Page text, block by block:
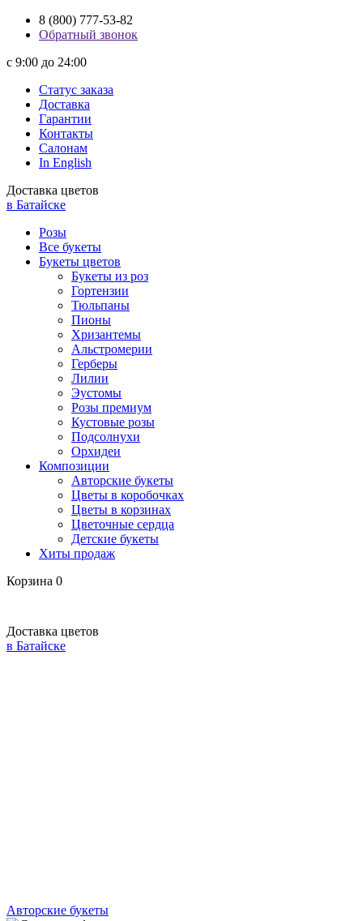
8 (800) 777-53-82
Обратный звонок
с 9:00 до 24:00
Статус заказа
Доставка
Гарантии
Контакты
Салонам
In English
Доставка цветов
в Батайске
Розы
Все букеты
Букеты цветов
Букеты из роз
Гортензии
Тюльпаны
Пионы
Хризантемы
Альстромерии
Герберы
Лилии
Эустомы
Розы премиум
Кустовые розы
Подсолнухи
Орхидеи
Композиции
Авторские букеты
Цветы в коробочках
Цветы в корзинах
Цветочные сердца
Детские букеты
Хиты продаж
Корзина 0
Доставка цветов
в Батайске
Авторские букеты